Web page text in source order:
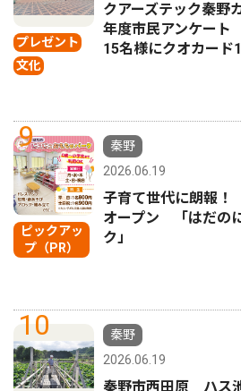
プレゼント
文化
クアーズテック秦野
年度市民アンケー
15名様にクオカード
9
ピックアッ
プ（PR）
秦野
2026.06.19
子育て世代に朗報
オープン 「はだの
ク」
10
秦野
2026.06.19
秦野市西田原 ハス